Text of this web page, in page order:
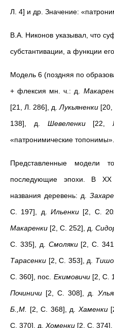
Л. 4] и др. Значение:
В.А. Никонов указывал, что
субстантивации, а функции
Модель 6 (поздняя по
+ флексия мн. ч.: д.
[21, Л. 286], д.Лукьяненки
138], д. Шевеленки[22,
«патронимические топонимы».
Представленные модели
последующие эпохи. В
названия деревень: д.
С. 197], д. Ильенки [2, С.
Макаренки [2, С. 252], д.
С. 335], д. Смоляки[2, С.
Тарасенки [2, С. 353], д.
С. 360], пос. Екимовичи[2, С.
Починичи [2, С. 308], д.
Б.,М.
[2, С. 368], д. Хаменки
С. 370], д. Хоменки [2, С. 374],